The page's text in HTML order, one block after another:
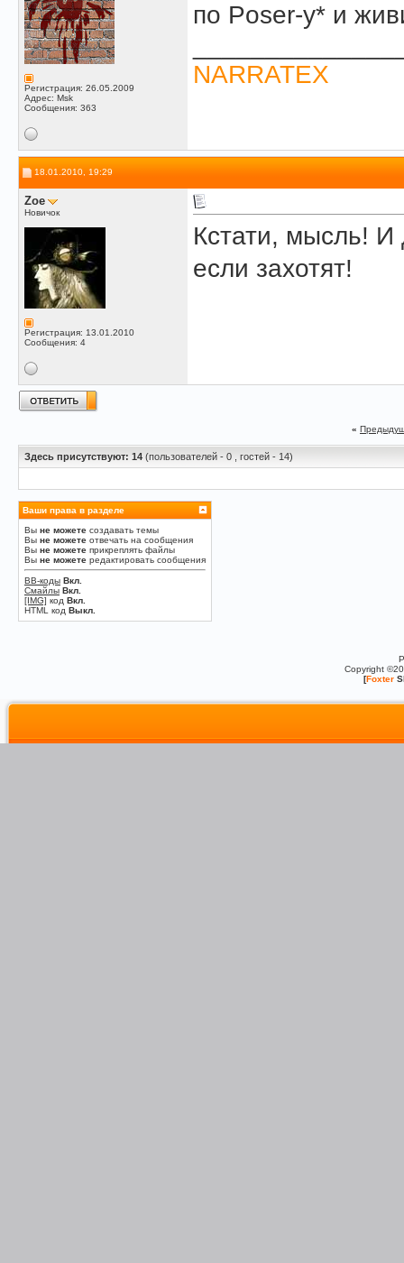
Регистрация: 26.05.2009
Адрес: Msk
Сообщения: 363
по Poser-у* и
NARRATEX
18.01.2010, 19:29
Zoe
Новичок
Регистрация: 13.01.2010
Сообщения: 4
Кстати, мысль! И
если захотят!
«
Здесь присутствуют: 14 (пользователей - 0 , гостей - 14)
Ваши права в разделе
Вы не можете создавать темы
Вы не можете отвечать на сообщения
Вы не можете прикреплять файлы
Вы не можете редактировать сообщения
BB-коды Вкл.
Смайлы Вкл.
[IMG] код Вкл.
HTML код Выкл.
Copyright
[Foxter